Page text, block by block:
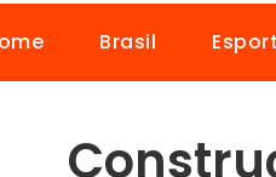
Brasil